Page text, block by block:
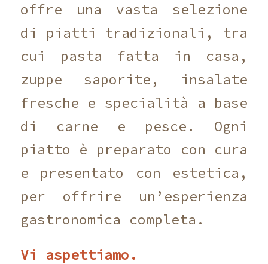
offre una vasta selezione
di piatti tradizionali, tra
cui pasta fatta in casa,
zuppe saporite, insalate
fresche e specialità a base
di carne e pesce. Ogni
piatto è preparato con cura
e presentato con estetica,
per offrire un’esperienza
gastronomica completa.
Vi aspettiamo.